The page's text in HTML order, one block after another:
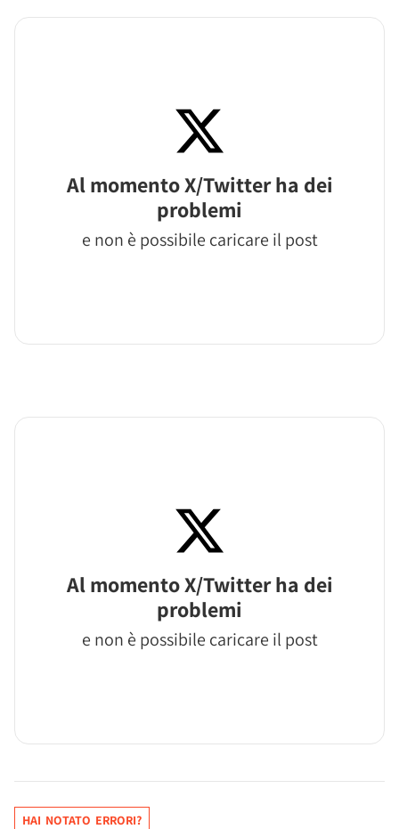
Al momento X/Twitter ha dei
problemi
e non è possibile caricare il post
Al momento X/Twitter ha dei
problemi
e non è possibile caricare il post
HAI NOTATO ERRORI?